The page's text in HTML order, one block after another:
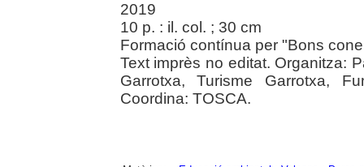
2019
10 p. : il. col. ; 30 cm
Formació contínua per "Bons
Text imprès no editat. Organitza:
Garrotxa, Turisme Garrotxa,
Coordina: TOSCA.